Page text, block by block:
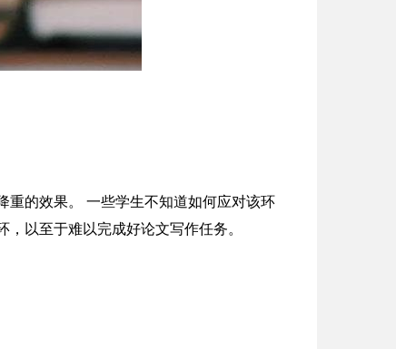
重的效果。 一些学生不知道如何应对该环
以至于难以完成好论文写作任务。